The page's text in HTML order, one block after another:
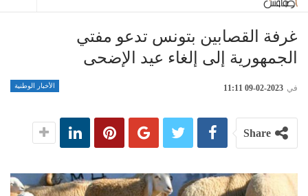
غرفة القصابين بتونس تدعو مفتي
الجمهورية إلى إلغاء عيد الإضحى
الأخبار الوطنية في 2023-02-09 11:11
Share